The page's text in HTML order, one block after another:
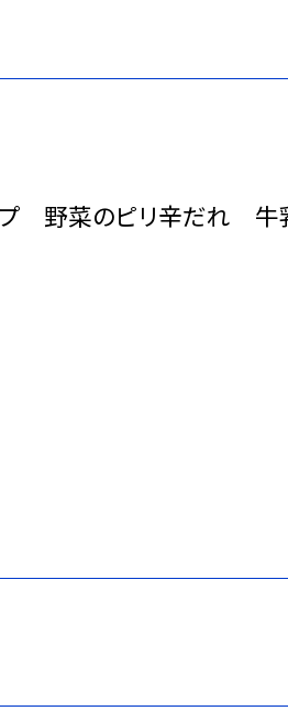
プ 野菜のピリ辛だれ 牛